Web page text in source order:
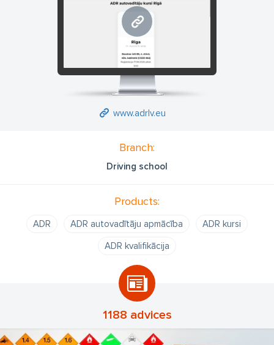
www.adrlv.eu
Branch:
Driving school
Products:
ADR ADR autovadītāju apmācība
ADR kursi
ADR kvalifikācija
1188 advices